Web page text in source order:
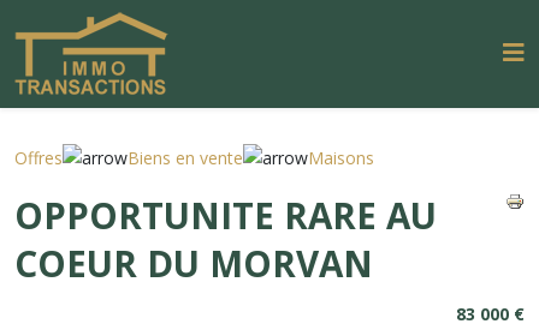
Offres Biens en vente Maisons
OPPORTUNITE RARE AU
COEUR DU MORVAN
83 000 €